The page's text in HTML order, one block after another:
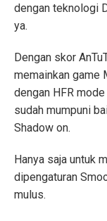
dengan teknologi
ya.
Dengan skor
memainkan game
dengan HFR
sudah mumpuni
Shadow on.
Hanya saja untuk
dipengaturan
mulus.